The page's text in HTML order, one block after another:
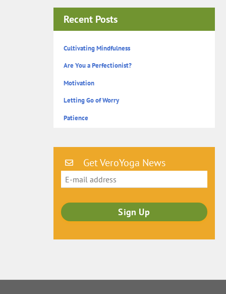
Recent Posts
Cultivating Mindfulness
Are You a Perfectionist?
Motivation
Letting Go of Worry
Patience
Get VeroYoga News